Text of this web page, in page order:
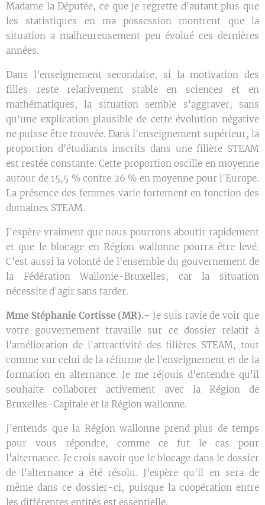
Madame la Députée, ce que je regrette d'autant plus que
les statistiques en ma possession montrent que la
situation a malheureusement peu évolué ces dernières
années.
Dans l'enseignement secondaire, si la motivation des
filles reste relativement stable en sciences et en
mathématiques, la situation semble s'aggraver, sans
qu'une explication plausible de cette évolution négative
ne puisse être trouvée. Dans l'enseignement supérieur, la
proportion d'étudiants inscrits dans une filière STEAM
est restée constante. Cette proportion oscille en moyenne
autour de 15,5 % contre 26 % en moyenne pour l'Europe.
La présence des femmes varie fortement en fonction des
domaines STEAM.
J'espère vraiment que nous pourrons aboutir rapidement
et que le blocage en Région wallonne pourra être levé.
C'est aussi la volonté de l'ensemble du gouvernement de
la Fédération Wallonie-Bruxelles, car la situation
nécessite d'agir sans tarder.
Mme Stéphanie Cortisse (MR).- Je suis ravie de voir que
votre gouvernement travaille sur ce dossier relatif à
l'amélioration de l'attractivité des filières STEAM, tout
comme sur celui de la réforme de l'enseignement et de la
formation en alternance. Je me réjouis d'entendre qu'il
souhaite collaborer activement avec la Région de
Bruxelles-Capitale et la Région wallonne.
J'entends que la Région wallonne prend plus de temps
pour vous répondre, comme ce fut le cas pour
l'alternance. Je crois savoir que le blocage dans le dossier
de l'alternance a été résolu. J'espère qu'il en sera de
même dans ce dossier-ci, puisque la coopération entre
les différentes entités est essentielle.